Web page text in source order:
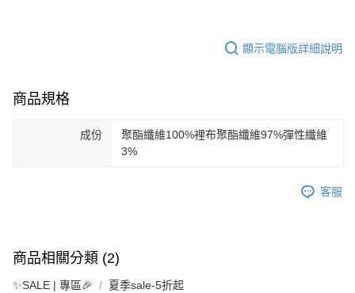
顯示電腦版詳細說明
商品規格
成份
聚酯纖維100%裡布聚酯纖維97%彈性纖維
3%
客服
商品相關分類 (2)
✨SALE | 專區🎉 夏季sale-5折起